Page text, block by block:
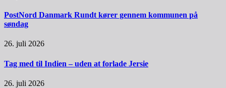
PostNord Danmark Rundt kører gennem kommunen på
søndag
26. juli 2026
Tag med til Indien – uden at forlade Jersie
26. juli 2026